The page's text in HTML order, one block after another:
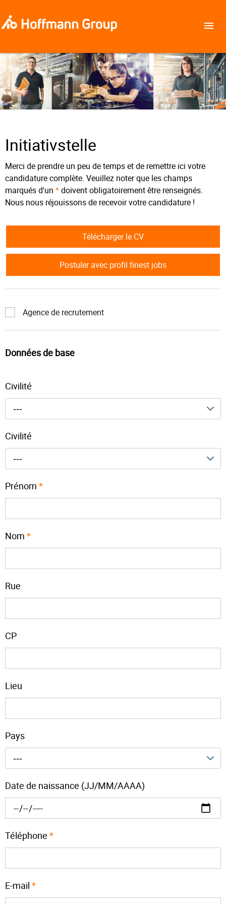
Initiativstelle
Merci de prendre un peu de temps et de remettre ici votre
candidature complète. Veuillez noter que les champs
marqués d'un *doivent obligatoirement être renseignés.
Nous nous réjouissons de recevoir votre candidature !
Télécharger le CV
Postuler avec profil finest jobs
Agence de recrutement
Données de base
Civilité
---
Civilité
---
Prénom *
Nom *
Rue
CP
Lieu
Pays
---
Date de naissance (JJ/MM/AAAA)
Téléphone *
E-mail *